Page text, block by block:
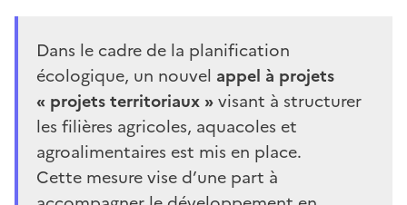
Dans le cadre de la planification
écologique, un nouvel appel à projets
« projets territoriaux »visant à structurer
les filières agricoles, aquacoles et
agroalimentaires est mis en place.
Cette mesure vise d’une part à